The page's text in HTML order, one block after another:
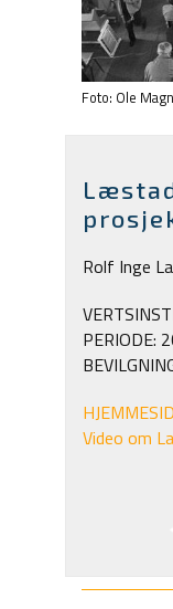
Foto: Ole
Rolf Inge
PERIODE:
Video om